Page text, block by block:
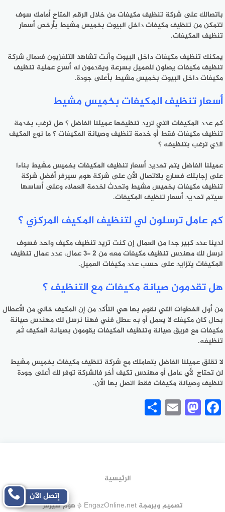
باتصالك على شركة تنظيف مكيفات من خلال الرقم المتاح أمامك سوف
تتمكن من تنظيف مكيفات داخل البيوت بخميس مشيط بأرخص أسعار
تنظيف المكيفات.
يمكنك تنظيف مكيفات داخل البيوت وأنت تشاهد التلفزيون فعمال شركة
تنظيف مكيفات يصلون للعميل بسرعة ويقدمون له أسرع عملية تنظيف
مكيفات داخل البيوت بخميس مشيط بأعلى جودة.
أسعار تنظيف المكيفات بخميس مشيط
كم عدد المكيفات التي تريد تنظيفها عميلنا الفاضل ؟ هل ترغب بخدمة
تنظيف مكيفات فقط أو خدمة تنظيف وصيانة المكيفات ؟ ما نوع المكيف
الذي ترغب بتنظيفه ؟
عميلنا الفاضل يتم تحديد أسعار تنظيف المكيفات بخميس مشيط بناءا
على إجابتك فسارع بالاتصال الأن على شركة هوم سيرفر أفضل شركة
تنظيف مكيفات بخميس مشيط وتحدث لخدمة العملاء وعلى أساسها
سيتم تحديد أسعار تنظيف المكيفات.
كم عامل ترسلون لي لتنظيف المكيف المركزي ؟
لدينا عدد كبير جدا من العمال إن كنت تريد تنظيف مكيف واحد فسوف
نرسل لك مهندس تنظيف مكيفات معه من 2 -3 عمال، عدد عمال تنظيف
المكيفات يتزايد على حسب عدد مكيفات العميل.
هل تقدمون صيانة مكيفات مع التنظيف ؟
من أول الخطوات التي نقوم بها هي التأكد من إن المكيف خالي من الأعطال
بحال كان مكيفك لا يعمل أو به عطل فني فهنا نرسل لك مهندس صيانة
مكيفات مع فريق صيانة وتنظيف المكيفات يقومون بصيانة المكيف ثم
تنظيفه.
لا تقلق عميلنا الفاضل بتعاملك مع شركة تنظيف مكيفات بخميس مشيط
لن تحتاج لأي عامل أو مهندس تكيف أخر فالشركة توفر لك أعلى جودة
تنظيف وصيانة مكيفات فقط اتصل بها الأن.
Facebook
Mastodon
Email
الرئيسية
تصميم وبرمجة EngazOnline.net * هوم سيرفر
إتصل الآن